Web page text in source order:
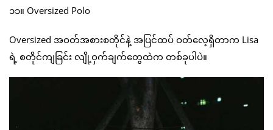
၁၁။ Oversized Polo
Oversized အဝတ်အစားစတိုင်နဲ့ အပြင်ထပ် ဝတ်လေ့ရှိတာက Lisa
ရဲ့ စတိုင်ကျခြင်း လျို့ဝှက်ချက်တွေထဲက တစ်ခုပါပဲ။